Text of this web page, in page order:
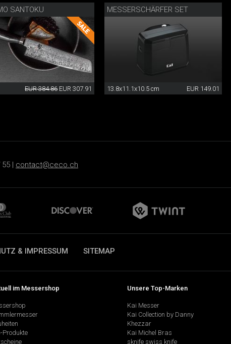
SANTOKU
EUR 384.86 EUR 307.91
MESSERSCHÄRFER SET
13.8x11.1x10.5 cm EUR 149.01
| contact@ceco.ch
& IMPRESSUM SITEMAP
im Messershop
Produkte
Unsere Top-Marken
Kai Messer
Kai Collection by Danny
Khezzar
Kai Michel Bras
sknife swiss knife